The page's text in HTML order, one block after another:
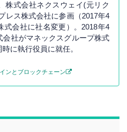
株式会社ネクスウェイ(元リク
レス株式会社に参画（2017年4
式会社に社名変更）。2018年4
会社がマネックスグループ株式
に執行役員に就任。
ンとブロックチェーン